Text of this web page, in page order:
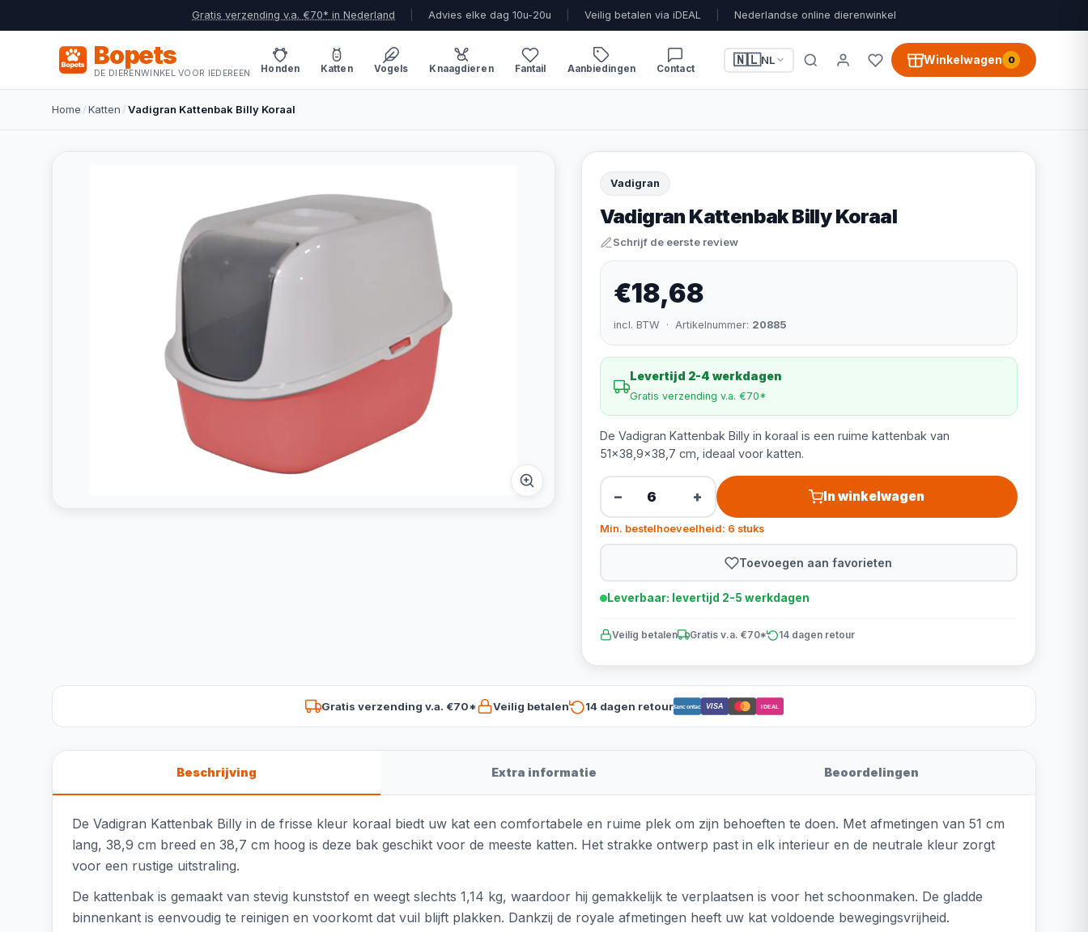
Gratis verzending v.a. €70* in Nederland Advies elke dag 10u-20u Veilig betalen via iDEAL Nederlandse online dierenwinkel
Bopets
DE DIERENWINKEL VOOR IEDEREEN Honden Katten Vogels Knaagdieren Fantail Aanbiedingen Contact
🇳🇱NL Winkelwagen 0
Home /Katten /Vadigran Kattenbak Billy Koraal
Vadigran
Vadigran Kattenbak Billy Koraal
Schrijf de eerste review
€18,68
incl. BTW · Artikelnummer: 20885
Levertijd 2-4 werkdagen
Gratis verzending v.a. €70*
De Vadigran Kattenbak Billy in koraal is een ruime kattenbak van
51x38,9x38,7 cm, ideaal voor katten.
− + In winkelwagen
Min. bestelhoeveelheid: 6 stuks
Toevoegen aan favorieten
Leverbaar: levertijd 2-5 werkdagen
Veilig betalen Gratis v.a. €70* 14 dagen retour
Gratis verzending v.a. €70* Veilig betalen 14 dagen retourBancontact VISA iDEAL
Beschrijving Extra informatie Beoordelingen
De Vadigran Kattenbak Billy in de frisse kleur koraal biedt uw kat een comfortabele en ruime plek om zijn behoeften te doen. Met afmetingen van 51 cm
lang, 38,9 cm breed en 38,7 cm hoog is deze bak geschikt voor de meeste katten. Het strakke ontwerp past in elk interieur en de neutrale kleur zorgt
voor een rustige uitstraling.
De kattenbak is gemaakt van stevig kunststof en weegt slechts 1,14 kg, waardoor hij gemakkelijk te verplaatsen is voor het schoonmaken. De gladde
binnenkant is eenvoudig te reinigen en voorkomt dat vuil blijft plakken. Dankzij de royale afmetingen heeft uw kat voldoende bewegingsvrijheid.